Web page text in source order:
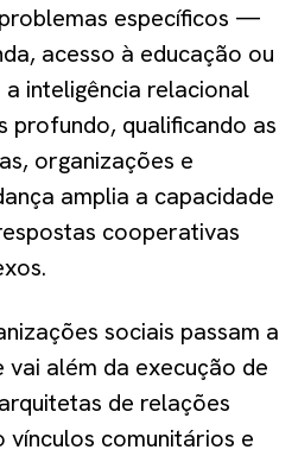
específicos —
acesso à educação ou
inteligência relacional
profundo, qualificando as
organizações e
amplia a capacidade
cooperativas
sociais passam a
vai além da execução de
de relações
vínculos comunitários e